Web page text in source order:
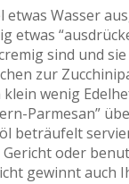
Wasser
etwas
sind und
zur
wenig
Parmesan”
beträufelt
oder
gewinnt auch